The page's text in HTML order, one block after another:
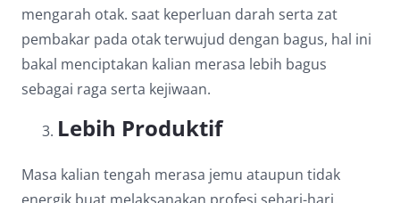
mengarah otak. saat keperluan darah serta zat
pembakar pada otak terwujud dengan bagus, hal ini
bakal menciptakan kalian merasa lebih bagus
sebagai raga serta kejiwaan.
Lebih Produktif
Masa kalian tengah merasa jemu ataupun tidak